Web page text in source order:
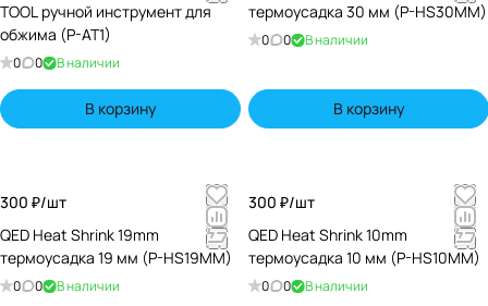
TOOL ручной инструмент для
обжима (P-AT1)
0 0 В наличии
В корзину
термоусадка 30 мм (P-HS30MM)
0 0 В наличии
В корзину
300 ₽/шт
QED Heat Shrink 19mm
термоусадка 19 мм (P-HS19MM)
0 0 В наличии
300 ₽/шт
QED Heat Shrink 10mm
термоусадка 10 мм (P-HS10MM)
0 0 В наличии